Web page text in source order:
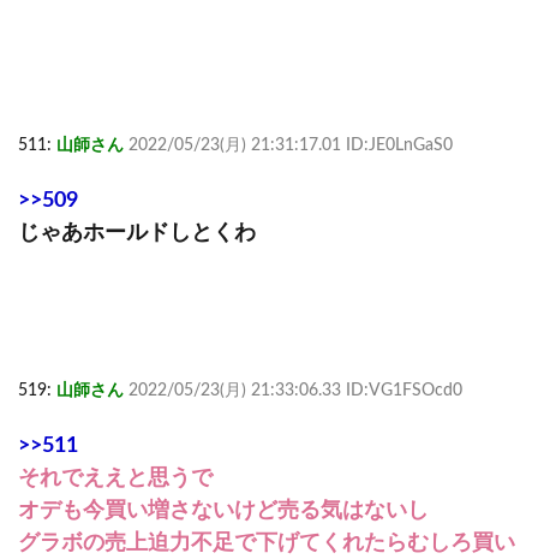
511: 山師さん 2022/05/23(月) 21:31:17.01 ID:JE0LnGaS0
>>509
じゃあホールドしとくわ
519: 山師さん 2022/05/23(月) 21:33:06.33 ID:VG1FSOcd0
>>511
それでええと思うで
オデも今買い増さないけど売る気はないし
グラボの売上迫力不足で下げてくれたらむしろ買い